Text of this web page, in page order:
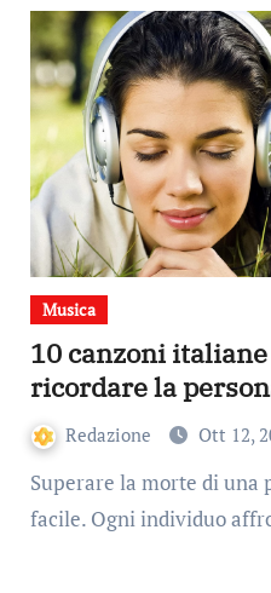
Musica
10 canzoni
ricordare la
Redazione Ott 12,
Superare la morte di una persona cara non è mai
facile. Ogni individuo